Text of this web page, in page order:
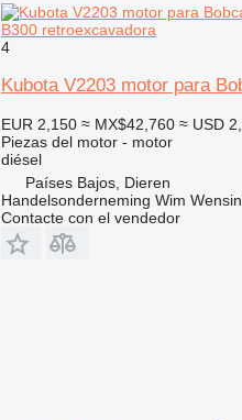
B300 retroexcavadora
4
Kubota V2203 motor para
EUR 2,150 ≈ MX$42,760 ≈ USD
Piezas del motor - motor
diésel
Países Bajos, Dieren
Handelsonderneming Wim
Contacte con el vendedor